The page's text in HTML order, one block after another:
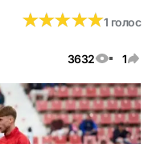
3632 1
★★★★★
★★★★★1 голос